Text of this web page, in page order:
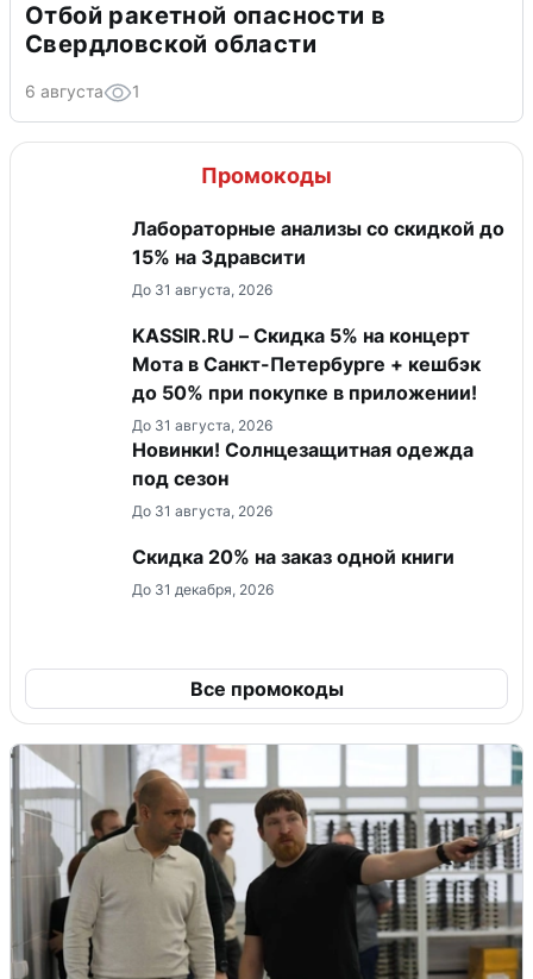
Отбой ракетной опасности в
Свердловской области
6 августа 1
Промокоды
Лабораторные анализы со скидкой до
15% на Здравсити
До 31 августа, 2026
KASSIR.RU – Скидка 5% на концерт
Мота в Санкт-Петербурге + кешбэк
до 50% при покупке в приложении!
До 31 августа, 2026
Новинки! Солнцезащитная одежда
под сезон
До 31 августа, 2026
Скидка 20% на заказ одной книги
До 31 декабря, 2026
Все промокоды